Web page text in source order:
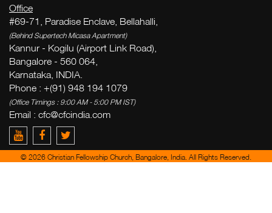
Office
#69-71, Paradise Enclave, Bellahalli,
(Behind Supertech Micasa Apartment)
Kannur - Kogilu (Airport Link Road),
Bangalore - 560 064,
Karnataka, INDIA.
Phone : +(91) 948 194 1079
(Office Timings : 9:00 AM - 5:00 PM IST)
Email : cfc@cfcindia.com
© 2026 Christian Fellowship Church, Bangalore, India. All Rights Reserved.